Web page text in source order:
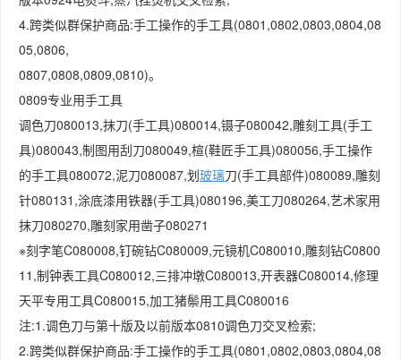
4.跨类似群保护商品:手工操作的手工具(0801,0802,0803,0804,08
05,0806,
0807,0808,0809,0810)。
0809专业用手工具
调色刀080013,抹刀(手工具)080014,镊子080042,雕刻工具(手工
具)080043,制图用刮刀080049,楦(鞋匠手工具)080056,手工操作
的手工具080072,泥刀080087,划玻璃刀(手工具部件)080089,雕刻
针080131,涂底漆用铁器(手工具)080196,美工刀080264,艺术家用
抹刀080270,雕刻家用凿子080271
※刻字笔C080008,钉碗钻C080009,元镜机C080010,雕刻钻C0800
11,制钟表工具C080012,三排冲墩C080013,开表器C080014,修理
天平专用工具C080015,加工猪鬃用工具C080016
注:1.调色刀与第十版及以前版本0810调色刀交叉检索;
2.跨类似群保护商品:手工操作的手工具(0801,0802,0803,0804,08